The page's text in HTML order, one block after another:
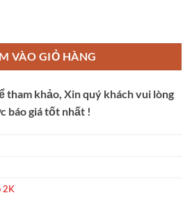
VÀO GIỎ HÀNG
tham khảo, Xin quý khách vui lòng
báo giá tốt nhất !
2K